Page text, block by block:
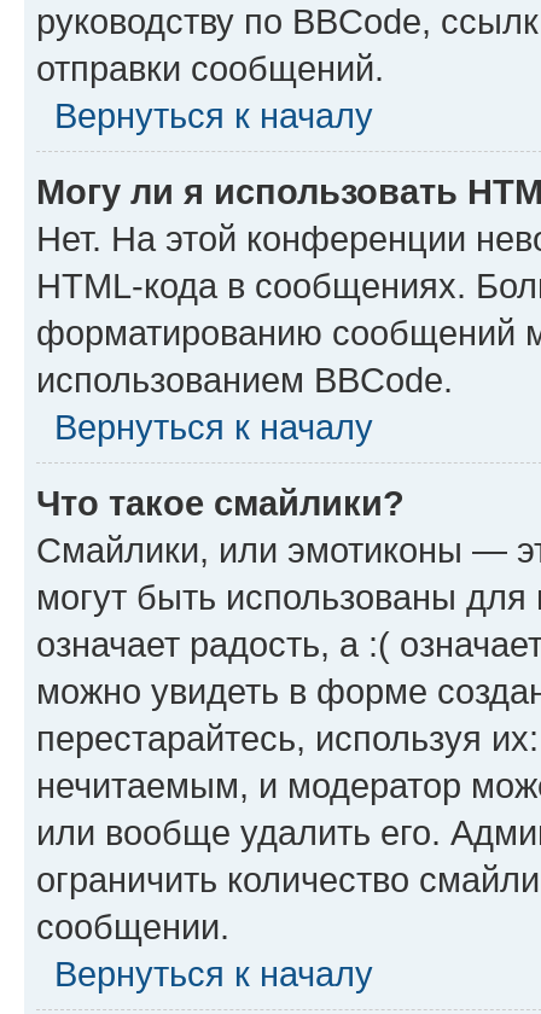
руководству по BBCode,
отправки сообщений.
Вернуться к началу
Могу ли я использовать
Нет. На этой конференции
HTML-кода в сообщениях.
форматированию сообщений
использованием BBCode.
Вернуться к началу
Что такое смайлики?
Смайлики, или эмотиконы —
могут быть использованы
означает радость, а :(
можно увидеть в форме
перестарайтесь, используя
нечитаемым, и модератор
или вообще удалить его.
ограничить количество
сообщении.
Вернуться к началу